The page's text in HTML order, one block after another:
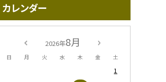
カレンダー
2026年8月
日 月 火 水 木 金 土
1